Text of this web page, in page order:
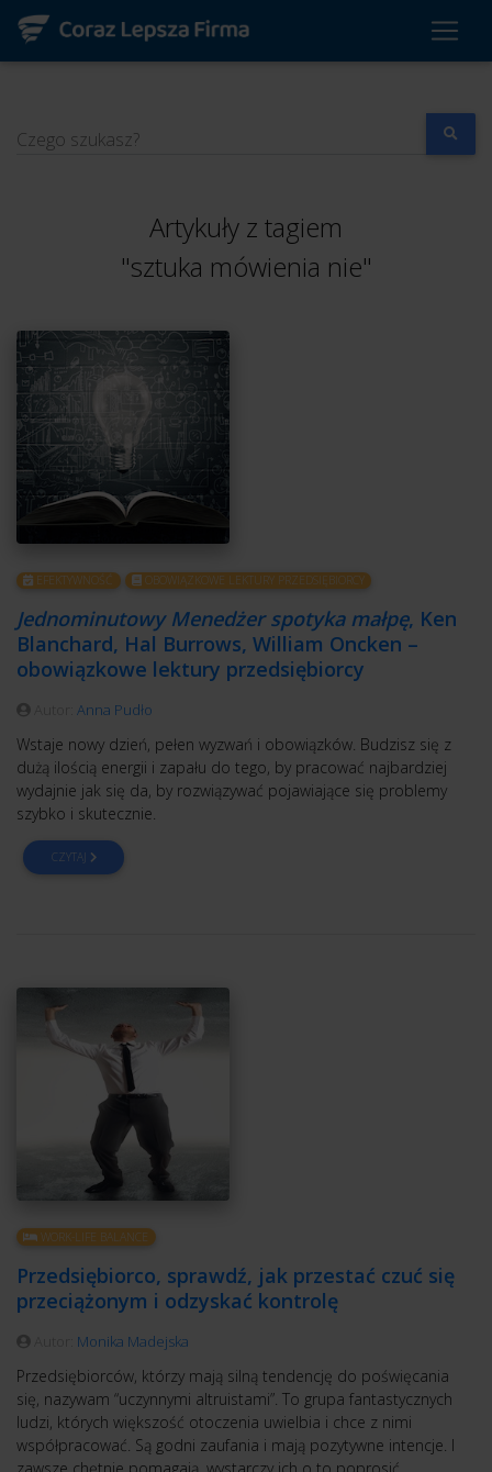
Czego szukasz?
Artykuły z tagiem
"sztuka mówienia nie"
EFEKTYWNOŚĆ OBOWIĄZKOWE LEKTURY PRZEDSIĘBIORCY
Jednominutowy Menedżer spotyka małpę, Ken
Blanchard, Hal Burrows, William Oncken –
obowiązkowe lektury przedsiębiorcy
Anna Pudło
Wstaje nowy dzień, pełen wyzwań i obowiązków. Budzisz się z
dużą ilością energii i zapału do tego, by pracować najbardziej
wydajnie jak się da, by rozwiązywać pojawiające się problemy
szybko i skutecznie.
CZYTAJ
WORK-LIFE BALANCE
Przedsiębiorco, sprawdź, jak przestać czuć się
przeciążonym i odzyskać kontrolę
Monika Madejska
Przedsiębiorców, którzy mają silną tendencję do poświęcania
się, nazywam “uczynnymi altruistami”. To grupa fantastycznych
ludzi, których większość otoczenia uwielbia i chce z nimi
współpracować. Są godni zaufania i mają pozytywne intencje. I
zawsze chętnie pomagają, wystarczy ich o to poprosić…